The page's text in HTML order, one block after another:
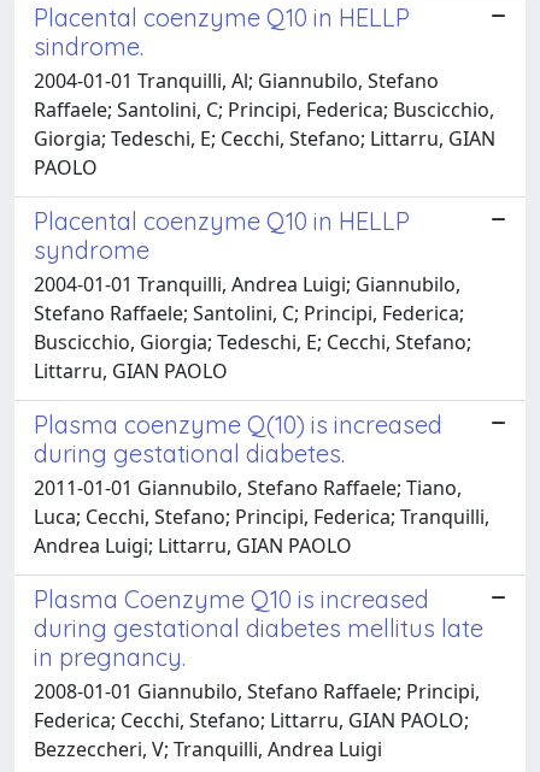
Placental coenzyme Q10 in HELLP
sindrome.
2004-01-01 Tranquilli, Al; Giannubilo, Stefano
Raffaele; Santolini, C; Principi, Federica; Buscicchio,
Giorgia; Tedeschi, E; Cecchi, Stefano; Littarru, GIAN
PAOLO
Placental coenzyme Q10 in HELLP
syndrome
2004-01-01 Tranquilli, Andrea Luigi; Giannubilo,
Stefano Raffaele; Santolini, C; Principi, Federica;
Buscicchio, Giorgia; Tedeschi, E; Cecchi, Stefano;
Littarru, GIAN PAOLO
Plasma coenzyme Q(10) is increased
during gestational diabetes.
2011-01-01 Giannubilo, Stefano Raffaele; Tiano,
Luca; Cecchi, Stefano; Principi, Federica; Tranquilli,
Andrea Luigi; Littarru, GIAN PAOLO
Plasma Coenzyme Q10 is increased
during gestational diabetes mellitus late
in pregnancy.
2008-01-01 Giannubilo, Stefano Raffaele; Principi,
Federica; Cecchi, Stefano; Littarru, GIAN PAOLO;
Bezzeccheri, V; Tranquilli, Andrea Luigi